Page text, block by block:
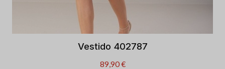
Vestido 402787
89,90 €